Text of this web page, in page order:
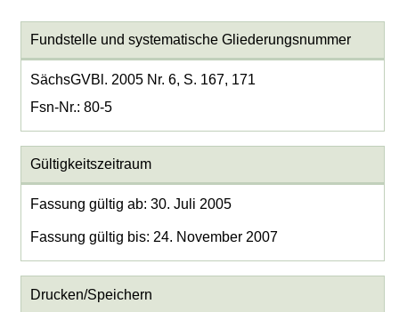
Fundstelle und systematische Gliederungsnummer
SächsGVBl. 2005 Nr. 6, S. 167, 171
Fsn-Nr.: 80-5
Gültigkeitszeitraum
Fassung gültig ab: 30. Juli 2005
Fassung gültig bis: 24. November 2007
Drucken/Speichern